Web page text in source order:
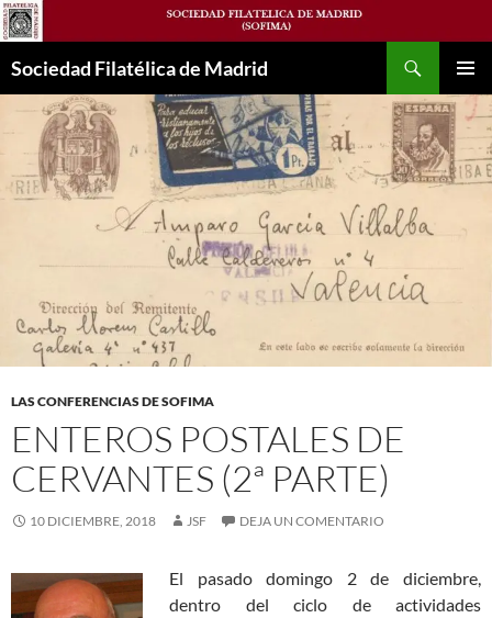
Saltar
al
contenido
Sociedad Filatélica de Madrid
MENÚ
LAS CONFERENCIAS DE SOFIMA
ENTEROS POSTALES DE
CERVANTES (2ª PARTE)
10 DICIEMBRE, 2018 JSF DEJA UN COMENTARIO
El pasado domingo 2 de diciembre,
dentro del ciclo de actividades